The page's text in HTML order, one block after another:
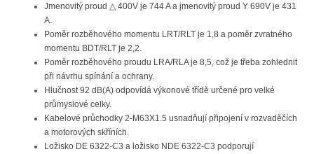
Jmenovitý proud △ 400V je 744 A a jmenovitý proud Y 690V je 431
A.
Poměr rozběhového momentu LRT/RLT je 1,8 a poměr zvratného
momentu BDT/RLT je 2,2.
Poměr rozběhového proudu LRA/RLA je 8,5, což je třeba zohlednit
při návrhu spínání a ochrany.
Hlučnost 92 dB(A) odpovídá výkonové třídě určené pro velké
průmyslové celky.
Kabelové průchodky 2-M63X1.5 usnadňují připojení v rozvaděčích
a motorových skříních.
Ložisko DE 6322-C3 a ložisko NDE 6322-C3 podporují